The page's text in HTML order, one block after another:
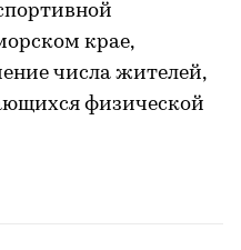
крае,
числа жителей,
физической